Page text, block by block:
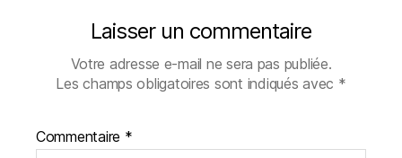
Laisser un commentaire
Votre adresse e-mail ne sera pas publiée.
Les champs obligatoires sont indiqués avec *
Commentaire *